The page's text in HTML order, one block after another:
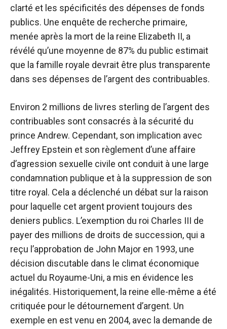
clarté et les spécificités des dépenses de fonds
publics. Une enquête de recherche primaire,
menée après la mort de la reine Elizabeth II, a
révélé qu’une moyenne de 87% du public estimait
que la famille royale devrait être plus transparente
dans ses dépenses de l’argent des contribuables.
Environ 2 millions de livres sterling de l’argent des
contribuables sont consacrés à la sécurité du
prince Andrew. Cependant, son implication avec
Jeffrey Epstein et son règlement d’une affaire
d’agression sexuelle civile ont conduit à une large
condamnation publique et à la suppression de son
titre royal. Cela a déclenché un débat sur la raison
pour laquelle cet argent provient toujours des
deniers publics. L’exemption du roi Charles III de
payer des millions de droits de succession, qui a
reçu l’approbation de John Major en 1993, une
décision discutable dans le climat économique
actuel du Royaume-Uni, a mis en évidence les
inégalités. Historiquement, la reine elle-même a été
critiquée pour le détournement d’argent. Un
exemple en est venu en 2004, avec la demande de